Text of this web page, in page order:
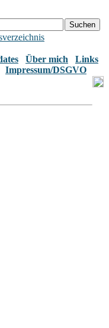
Über mich
Links
Impressum/DSGVO